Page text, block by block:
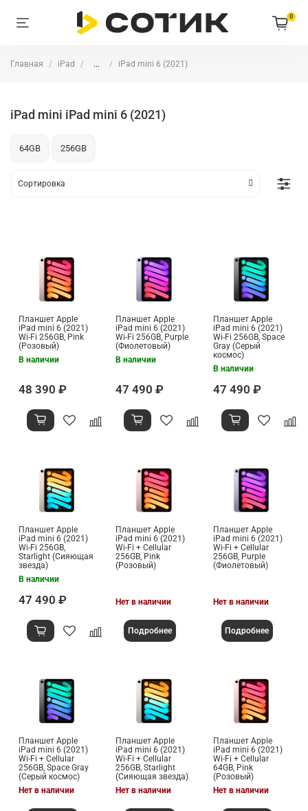
0
Главная iPad ... iPad mini 6 (2021)
iPad mini iPad mini 6 (2021)
64GB 256GB
Планшет Apple
iPad mini 6 (2021)
Wi-Fi 256GB, Pink
(Розовый)
В наличии
48 390 ₽
Планшет Apple
iPad mini 6 (2021)
Wi-Fi 256GB, Purple
(Фиолетовый)
В наличии
47 490 ₽
Планшет Apple
iPad mini 6 (2021)
Wi-Fi 256GB, Space
Gray (Серый
космос)
В наличии
47 490 ₽
Планшет Apple
iPad mini 6 (2021)
Wi-Fi 256GB,
Starlight (Сияющая
звезда)
В наличии
47 490 ₽
Планшет Apple
iPad mini 6 (2021)
Wi-Fi + Cellular
256GB, Pink
(Розовый)
Нет в наличии
Подробнее
Планшет Apple
iPad mini 6 (2021)
Wi-Fi + Cellular
256GB, Purple
(Фиолетовый)
Нет в наличии
Подробнее
Планшет Apple
iPad mini 6 (2021)
Wi-Fi + Cellular
256GB, Space Gray
(Серый космос)
Нет в наличии
Планшет Apple
iPad mini 6 (2021)
Wi-Fi + Cellular
256GB, Starlight
(Сияющая звезда)
Нет в наличии
Планшет Apple
iPad mini 6 (2021)
Wi-Fi + Cellular
64GB, Pink
(Розовый)
Нет в наличии